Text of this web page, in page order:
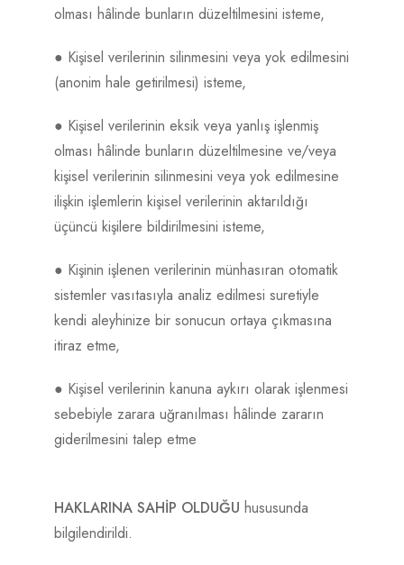
olması hâlinde bunların düzeltilmesini isteme,
● Kişisel verilerinin silinmesini veya yok edilmesini
(anonim hale getirilmesi) isteme,
● Kişisel verilerinin eksik veya yanlış işlenmiş
olması hâlinde bunların düzeltilmesine ve/veya
kişisel verilerinin silinmesini veya yok edilmesine
ilişkin işlemlerin kişisel verilerinin aktarıldığı
üçüncü kişilere bildirilmesini isteme,
● Kişinin işlenen verilerinin münhasıran otomatik
sistemler vasıtasıyla analiz edilmesi suretiyle
kendi aleyhinize bir sonucun ortaya çıkmasına
itiraz etme,
● Kişisel verilerinin kanuna aykırı olarak işlenmesi
sebebiyle zarara uğranılması hâlinde zararın
giderilmesini talep etme
HAKLARINA SAHİP OLDUĞU hususunda
bilgilendirildi.